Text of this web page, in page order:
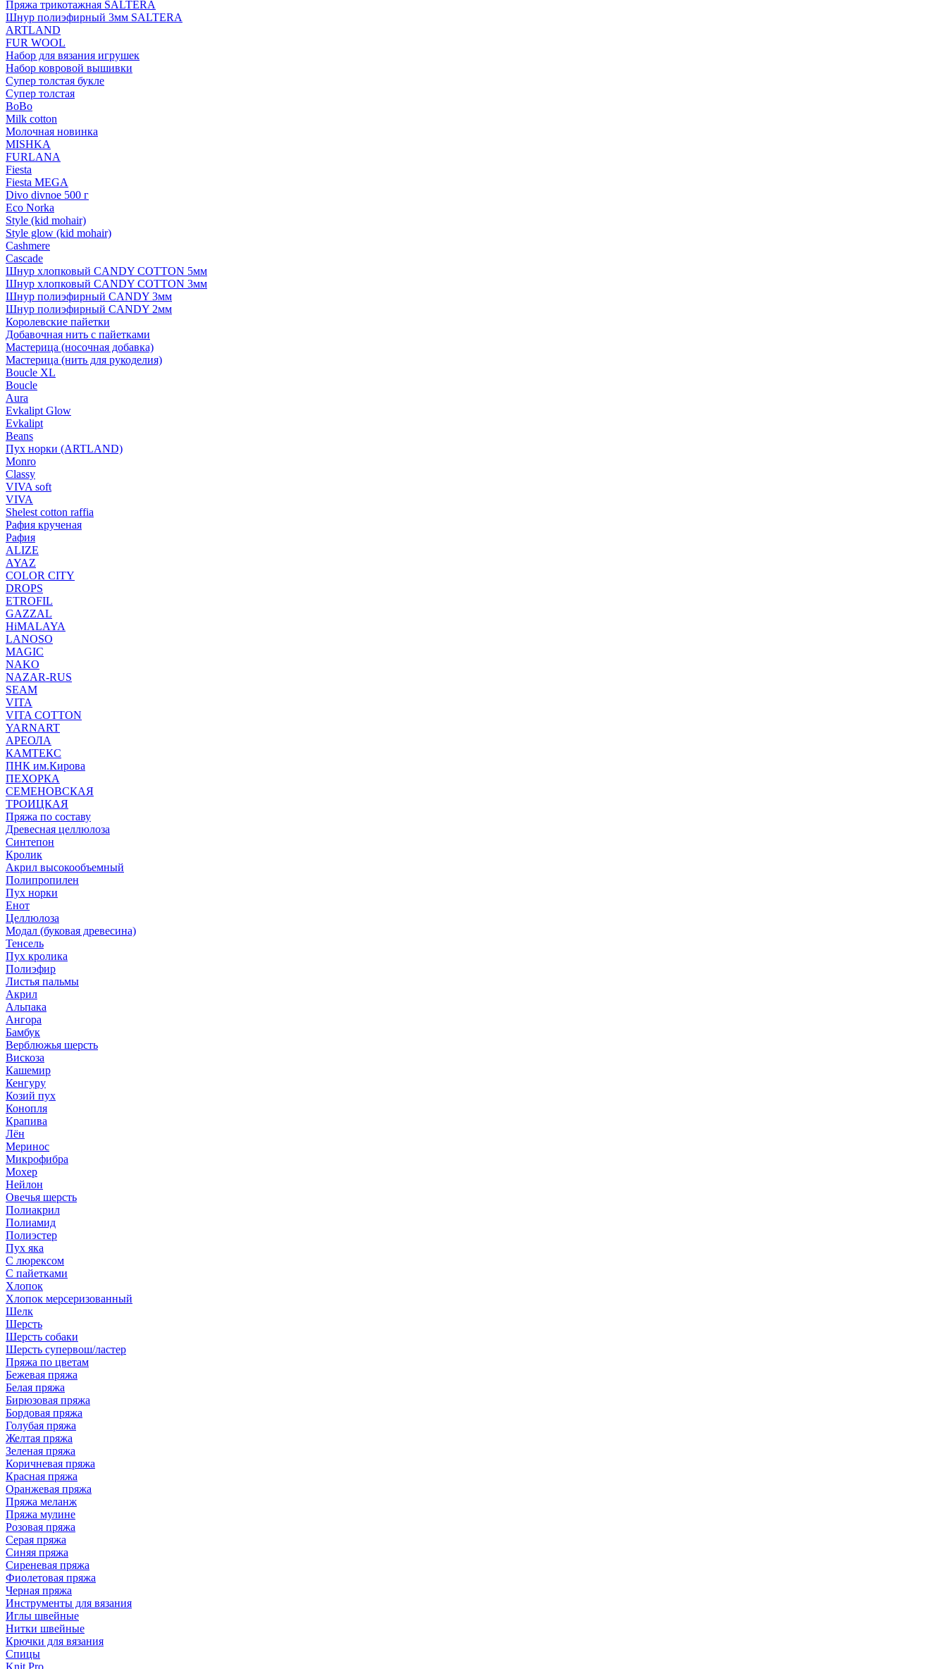
Пряжа трикотажная SALTERA
Шнур полиэфирный 3мм SALTERA
ARTLAND
FUR WOOL
Набор для вязания игрушек
Набор ковровой вышивки
Супер толстая букле
Супер толстая
BoBo
Milk cotton
Молочная новинка
MISHKA
FURLANA
Fiesta
Fiesta MEGA
Divo divnoe 500 г
Eco Norka
Style (kid mohair)
Style glow (kid mohair)
Cashmere
Cascade
Шнур хлопковый CANDY COTTON 5мм
Шнур хлопковый CANDY COTTON 3мм
Шнур полиэфирный CANDY 3мм
Шнур полиэфирный CANDY 2мм
Королевские пайетки
Добавочная нить с пайетками
Мастерица (носочная добавка)
Мастерица (нить для рукоделия)
Boucle XL
Boucle
Aura
Evkalipt Glow
Evkalipt
Beans
Пух норки (ARTLAND)
Monro
Classy
VIVA soft
VIVA
Shelest cotton raffia
Рафия крученая
Рафия
ALIZE
AYAZ
COLOR CITY
DROPS
ETROFIL
GAZZAL
HiMALAYA
LANOSO
MAGIC
NAKO
NAZAR-RUS
SEAM
VITA
VITA COTTON
YARNART
АРЕОЛА
КАМТЕКС
ПНК им.Кирова
ПЕХОРКА
СЕМЕНОВСКАЯ
ТРОИЦКАЯ
Пряжа по составу
Древесная целлюлоза
Синтепон
Кролик
Акрил высокообъемный
Полипропилен
Пух норки
Енот
Целлюлоза
Модал (буковая древесина)
Тенсель
Пух кролика
Полиэфир
Листья пальмы
Акрил
Альпака
Ангора
Бамбук
Верблюжья шерсть
Вискоза
Кашемир
Кенгуру
Козий пух
Конопля
Крапива
Лён
Меринос
Микрофибра
Мохер
Нейлон
Овечья шерсть
Полиакрил
Полиамид
Полиэстер
Пух яка
С люрексом
С пайетками
Хлопок
Хлопок мерсеризованный
Шелк
Шерсть
Шерсть собаки
Шерсть супервош/ластер
Пряжа по цветам
Бежевая пряжа
Белая пряжа
Бирюзовая пряжа
Бордовая пряжа
Голубая пряжа
Желтая пряжа
Зеленая пряжа
Коричневая пряжа
Красная пряжа
Оранжевая пряжа
Пряжа меланж
Пряжа мулине
Розовая пряжа
Серая пряжа
Синяя пряжа
Сиреневая пряжа
Фиолетовая пряжа
Черная пряжа
Инструменты для вязания
Иглы швейные
Нитки швейные
Крючки для вязания
Спицы
Knit Pro